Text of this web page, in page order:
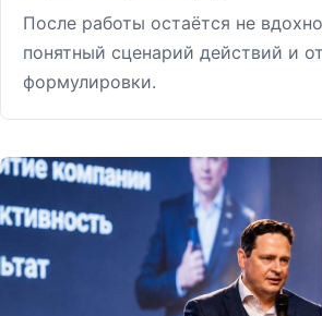
После работы остаётся не
понятный сценарий действий и
формулировки.